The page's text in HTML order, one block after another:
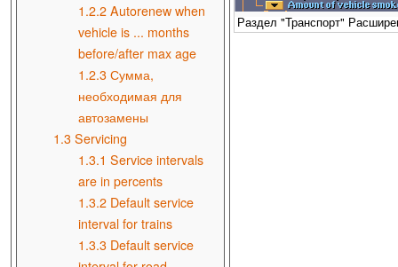
1.2.2 Autorenew when
vehicle is ... months
before/after max age
1.2.3 Сумма,
необходимая для
автозамены
1.3 Servicing
1.3.1 Service intervals
are in percents
1.3.2 Default service
interval for trains
1.3.3 Default service
Раздел "Транспорт"